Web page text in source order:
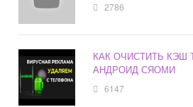
2786
КАК ОЧИСТИТЬ КЭШ
АНДРОИД СЯОМИ
6147